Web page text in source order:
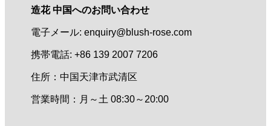
造花 中国へのお問い合わせ
電子メール: enquiry@blush-rose.com
携帯電話: +86 139 2007 7206
住所：中国天津市武清区
営業時間：月～土 08:30～20:00